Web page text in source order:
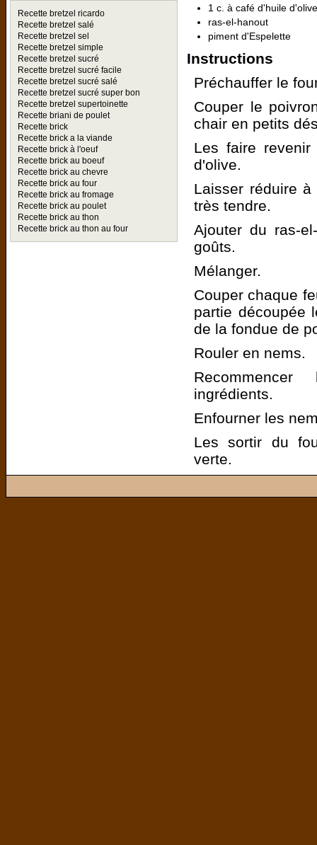
Recette bretzel ricardo
Recette bretzel salé
Recette bretzel sel
Recette bretzel simple
Recette bretzel sucré
Recette bretzel sucré facile
Recette bretzel sucré salé
Recette bretzel sucré super bon
Recette bretzel supertoinette
Recette briani de poulet
Recette brick
Recette brick a la viande
Recette brick à l'oeuf
Recette brick au boeuf
Recette brick au chevre
Recette brick au four
Recette brick au fromage
Recette brick au poulet
Recette brick au thon
Recette brick au thon au four
1 c. à café d'huile d'olive
ras-el-hanout
piment d'Espelette
Instructions
Préchauffer le
Couper le
chair en petits
Les faire
d'olive.
Laisser réduire
très tendre.
Ajouter du ras-
goûts.
Mélanger.
Couper chaque
partie découpée
de la fondue de
Rouler en nems.
ingrédients.
Enfourner les
Les sortir du
verte.